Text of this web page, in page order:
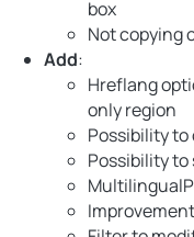
box
Not copying
Add:
Hreflang
only region
Possibility
Possibility to